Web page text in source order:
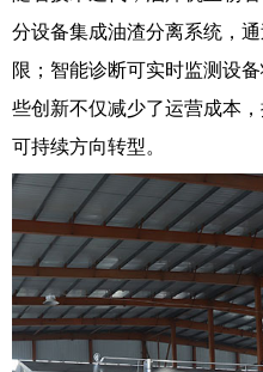
分设备集成油渣分离系统，
限；智能诊断可实时监测设
些创新不仅减少了运营成本
可持续方向转型。